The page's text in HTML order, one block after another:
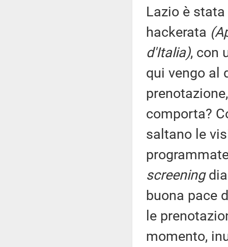
Lazio è
hackerata
d'Italia), con
qui vengo al
comporta?
saltano le
screening
buona pace
le
momento,